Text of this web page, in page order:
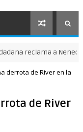
reclama a Nenecho:
derrota de River en la
de River